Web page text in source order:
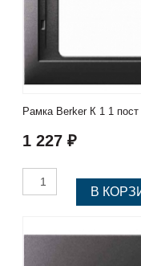
Рамка Berker К 1 1 пост
1 227 ₽